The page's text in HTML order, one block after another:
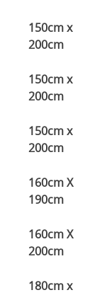
150cm x
200cm
150cm x
200cm
150cm x
200cm
160cm X
190cm
160cm X
200cm
180cm x